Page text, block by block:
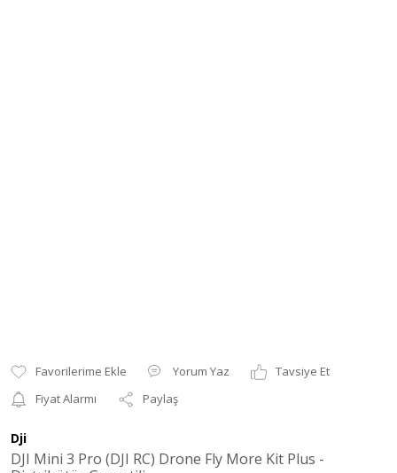
Yorum Yaz
Tavsiye Et
Fiyat Alarmı
Paylaş
Dji
DJI Mini 3 Pro (DJI RC) Drone Fly More Kit Plus -